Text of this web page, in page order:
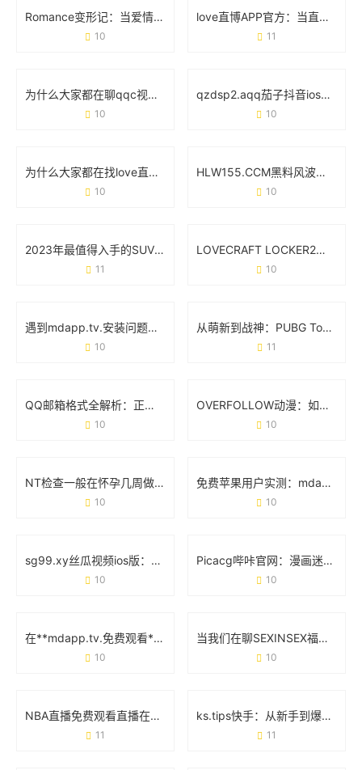
Romance变形记：当爱情在21世纪玩起“变装游戏”
10
love直博APP官方：当直播遇见真实心动
11
为什么大家都在聊qqc视频？这玩意儿到底有啥用？
10
qzdsp2.aqq茄子抖音ios版：为什么这个版本突然火了？
10
为什么大家都在找love直博APP下载地址？真实使用体验大公开
10
HLW155.CCM黑料风波：用户为何集体吐槽这款网红产品？
10
2023年最值得入手的SUV车型排名前十名：家庭出行与越野性能如何选？
11
LOVECRAFT LOCKER2：当克苏鲁神话撞上箱庭解谜
10
遇到mdapp.tv.安装问题？这份零基础操作手册帮你避坑
10
从萌新到战神：PUBG Tool究竟能不能改变你的吃鸡体验？
11
QQ邮箱格式全解析：正确写法与常见问题避坑指南
10
OVERFOLLOW动漫：如何用跨界联动重塑二次元生态？
10
NT检查一般在怀孕几周做？准妈妈必看的时间节点和细节
10
免费苹果用户实测：mdapp下载汅API工具避坑指南
10
sg99.xy丝瓜视频ios版：如何用这款工具轻松追剧不卡顿？
10
Picacg哔咔官网：漫画迷的宝藏库，官方平台使用全攻略
10
在**mdapp.tv.免费观看**中发现更多精彩内容的正确姿势
10
当我们在聊SEXINSEX福利版时 究竟在讨论什么？
10
NBA直播免费观看直播在线：资深球迷的实战经验分享
11
ks.tips快手：从新手到爆款的实用避坑指南
11